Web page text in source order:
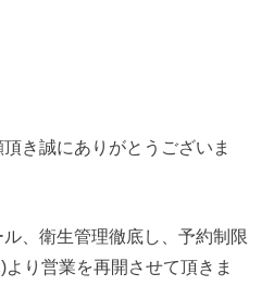
き誠にありがとうございま
、衛生管理徹底し、予約制限
り営業を再開させて頂きま